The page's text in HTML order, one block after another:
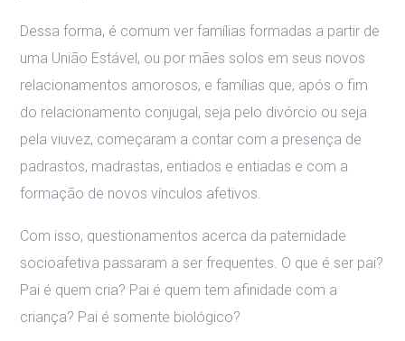
Dessa forma, é comum ver famílias formadas a partir de
uma União Estável, ou por mães solos em seus novos
relacionamentos amorosos, e famílias que, após o fim
do relacionamento conjugal, seja pelo divórcio ou seja
pela viuvez, começaram a contar com a presença de
padrastos, madrastas, entiados e entiadas e com a
formação de novos vínculos afetivos.
Com isso, questionamentos acerca da paternidade
socioafetiva passaram a ser frequentes. O que é ser pai?
Pai é quem cria? Pai é quem tem afinidade com a
criança? Pai é somente biológico?